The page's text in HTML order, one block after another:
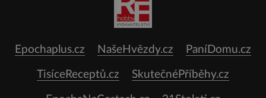
Epochaplus.cz NašeHvězdy.cz PaníDomu.cz
TisíceReceptů.cz SkutečnéPříběhy.cz